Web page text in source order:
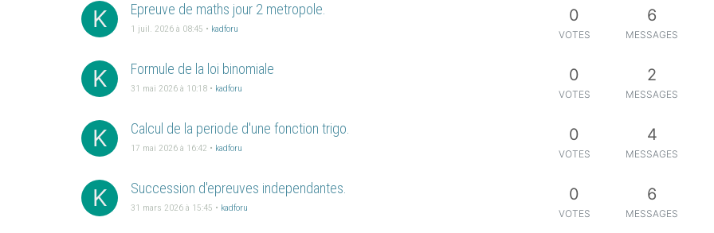
K Epreuve de maths jour 2 metropole.
1 juil. 2026 à 08:45 • kadforu
0
VOTES
6
MESSAGES
K Formule de la loi binomiale
31 mai 2026 à 10:18 • kadforu
0
VOTES
2
MESSAGES
K Calcul de la periode d'une fonction trigo.
17 mai 2026 à 16:42 • kadforu
0
VOTES
4
MESSAGES
K Succession d'epreuves independantes.
31 mars 2026 à 15:45 • kadforu
0
VOTES
6
MESSAGES